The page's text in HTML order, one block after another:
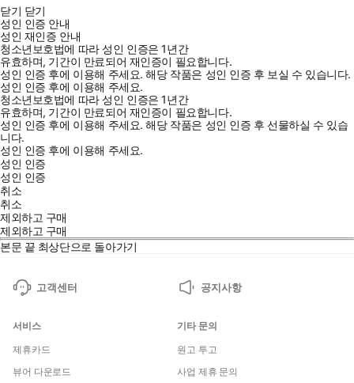
닫기 닫기
성인 인증 안내
성인 재인증 안내
청소년보호법에 따라 성인 인증은 1년간
유효하며, 기간이 만료되어 재인증이 필요합니다.
성인 인증 후에 이용해 주세요.해당 작품은 성인 인증 후 보실 수 있습니다.
성인 인증 후에 이용해 주세요.
청소년보호법에 따라 성인 인증은 1년간
유효하며, 기간이 만료되어 재인증이 필요합니다.
성인 인증 후에 이용해 주세요.해당 작품은 성인 인증 후 선물하실 수 있습
니다.
성인 인증 후에 이용해 주세요.
성인 인증
성인 인증
취소
취소
제외하고 구매
제외하고 구매
본문 끝 최상단으로 돌아가기
고객센터 공지사항
서비스
제휴카드
뷰어 다운로드
기타 문의
원고 투고
사업 제휴 문의